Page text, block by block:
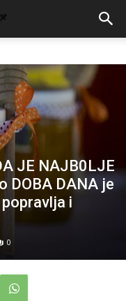
JE NAJB0LJE
DOBA DANA je
popravlja i
0